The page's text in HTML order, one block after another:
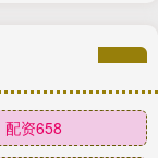
配资658